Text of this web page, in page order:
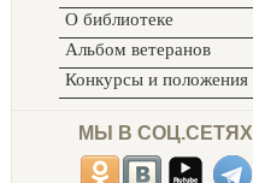
О библиотеке
Альбом ветеранов
Конкурсы и положения
МЫ В СОЦ.СЕТЯХ